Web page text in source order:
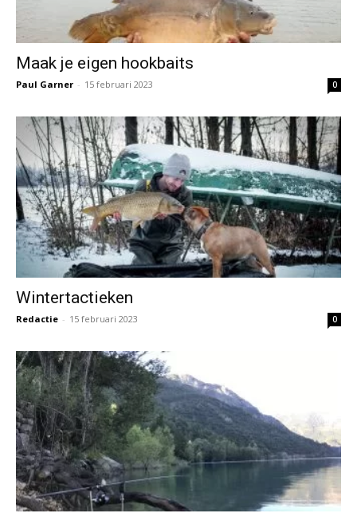
Maak je eigen hookbaits
Paul Garner - 15 februari 2023 0
Wintertactieken
Redactie - 15 februari 2023 0